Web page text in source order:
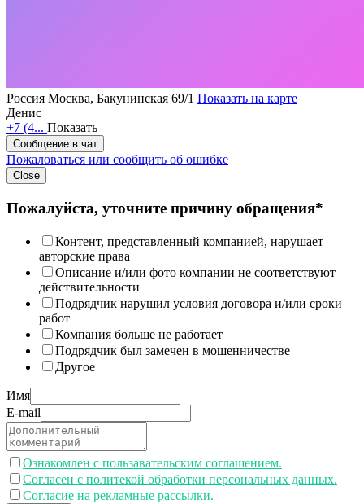
Россия Москва, Бакунинская 69/1 Показать на карте
Денис
+7 (4... Показать
Сообщение в чат
Пожаловаться или сообщить об ошибке
Close
Пожалуйста, уточните причину обращения*
Контент, представленный компанией, нарушает
авторские права
Описание и/или фото компании не соответствуют
действительности
Подрядчик нарушил условия договора и/или сроки
работ
Компания больше не работает
Подрядчик был замечен в мошенничестве
Другое
Имя
E-mail
Ознакомлен с пользавательским соглашением.
Согласен с политекой обработки персональных данных.
Согласие на рекламные рассылки.